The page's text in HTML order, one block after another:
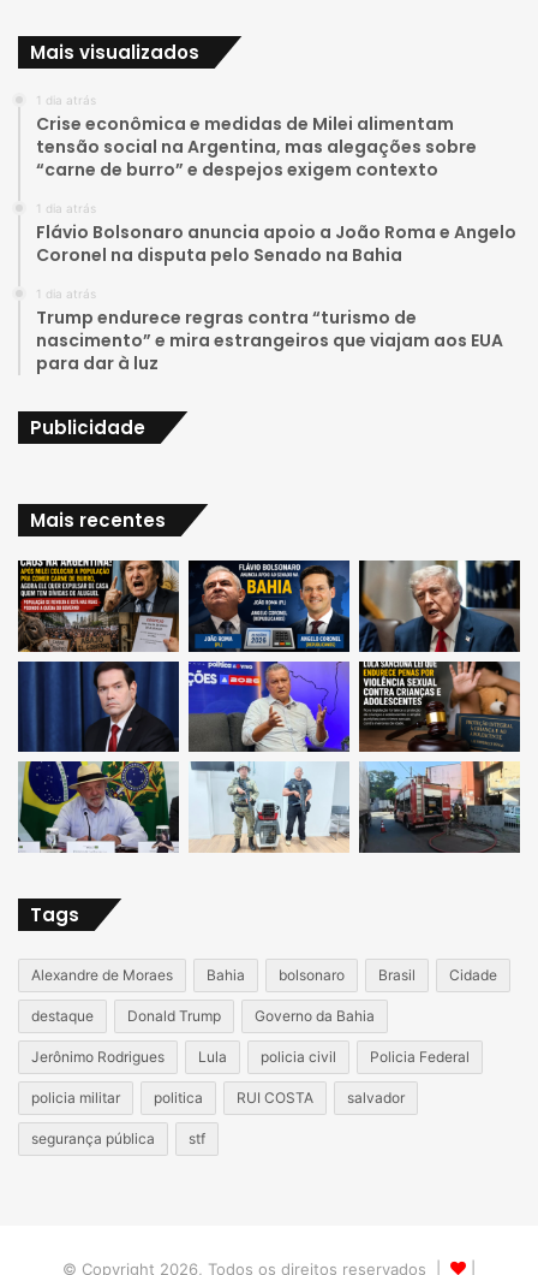
b
a
g
a
m
Mais visualizados
1 dia atrás
Crise econômica e medidas de Milei alimentam
tensão social na Argentina, mas alegações sobre
“carne de burro” e despejos exigem contexto
1 dia atrás
Flávio Bolsonaro anuncia apoio a João Roma e Angelo
Coronel na disputa pelo Senado na Bahia
1 dia atrás
Trump endurece regras contra “turismo de
nascimento” e mira estrangeiros que viajam aos EUA
para dar à luz
Publicidade
Mais recentes
Tags
Alexandre de Moraes Bahia bolsonaro Brasil Cidade
destaque Donald Trump Governo da Bahia
Jerônimo Rodrigues Lula policia civil Policia Federal
policia militar politica RUI COSTA salvador
segurança pública stf
© Copyright 2026, Todos os direitos reservados |